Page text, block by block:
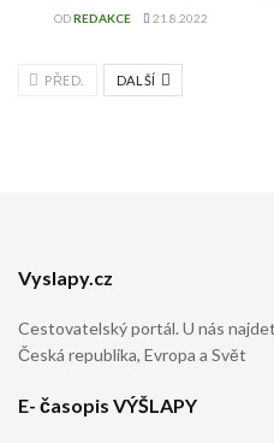
ODREDAKCE 21.8.2022
PŘED. DALŠÍ
Vyslapy.cz
Cestovatelský portál. U nás
Česká republika, Evropa a Svět
E- časopis VÝŠLAPY